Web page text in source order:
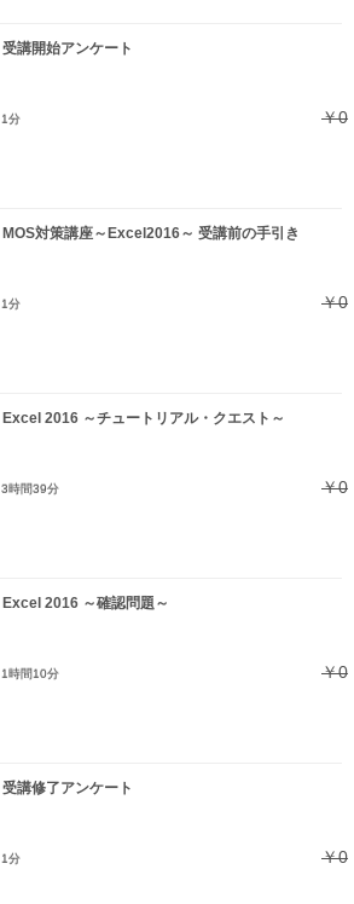
受講開始アンケート
1分 ￥0
MOS対策講座～Excel2016～ 受講前の手引き
1分 ￥0
Excel 2016 ～チュートリアル・クエスト～
3時間39分 ￥0
Excel 2016 ～確認問題～
1時間10分 ￥0
受講修了アンケート
1分 ￥0